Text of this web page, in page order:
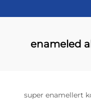
enameled
super enamellert